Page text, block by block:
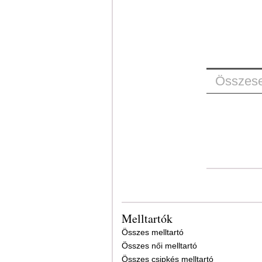
Melltartók
Összes melltartó
Összes női melltartó
Összes csipkés melltartó